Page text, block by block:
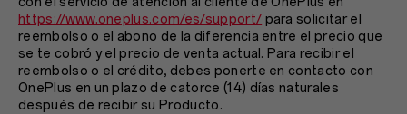
https://www.oneplus.com/es/support/ para solicitar el
reembolso o el abono de la diferencia entre el precio que
se te cobró y el precio de venta actual. Para recibir el
reembolso o el crédito, debes ponerte en contacto con
OnePlus en un plazo de catorce (14) días naturales
después de recibir su Producto.